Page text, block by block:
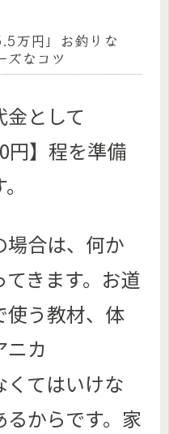
万円」お釣りな
ズなコツ
として
円】程を準備
場合は、何か
きます。お道
使う教材、体
カ
てはいけな
からです。家